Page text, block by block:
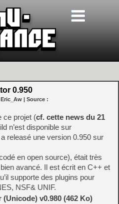
0.950
| Source :
ce projet (cf. cette news du 21
n’est disponible sur
releasé une version 0.950 sur
en open source), était très
avancé. Il est écrit en C++ et
supporte des plugins pour
NSF& UNIF.
v0.980 (462 Ko)